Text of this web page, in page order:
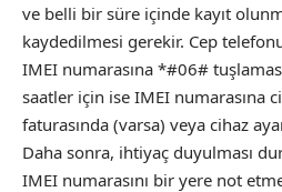
ve belli bir süre içinde kayıt
kaydedilmesi gerekir. Cep
IMEI numarasına *#06#
saatler için ise IMEI numarasına
faturasında (varsa) veya cihaz
Daha sonra, ihtiyaç duyulması
IMEI numarasını bir yere not